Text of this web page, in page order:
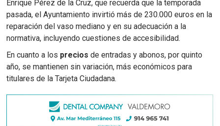
Enrique Pérez de la Cruz, que recuerda que la temporada
pasada, el Ayuntamiento invirtió más de 230.000 euros en la
reparación del vaso mediano y en su adecuación a la
normativa, incluyendo cuestiones de accesibilidad.
En cuanto a los preciosde entradas y abonos, por quinto
año, se mantienen sin variación, más económicos para
titulares de la Tarjeta Ciudadana.